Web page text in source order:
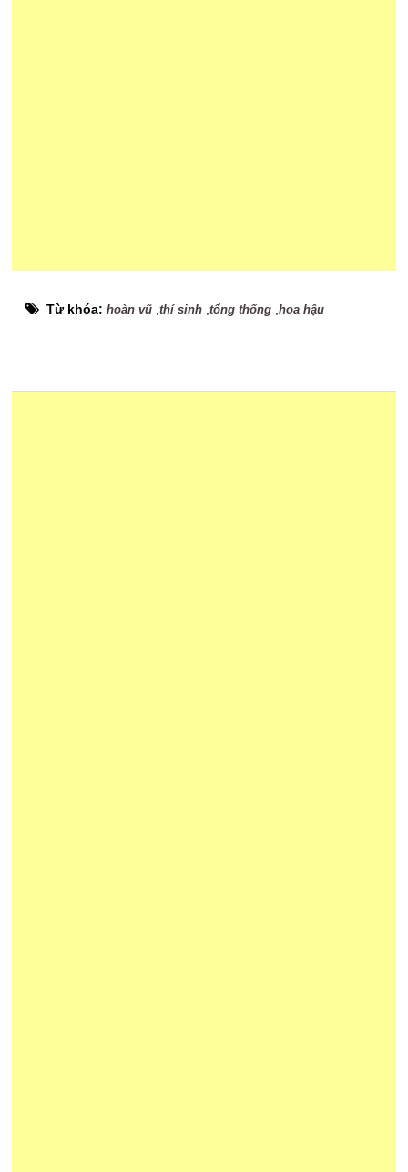
Từ khóa:hoàn vũ ,thí sinh ,tổng thống ,hoa hậu